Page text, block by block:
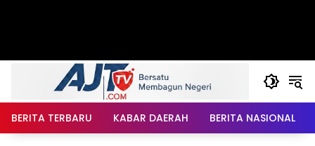
BERITA TERBARU KABAR DAERAH BERITA NASIONAL